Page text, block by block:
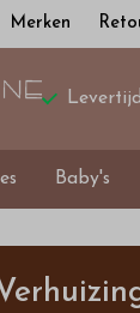
Merken
Baby's